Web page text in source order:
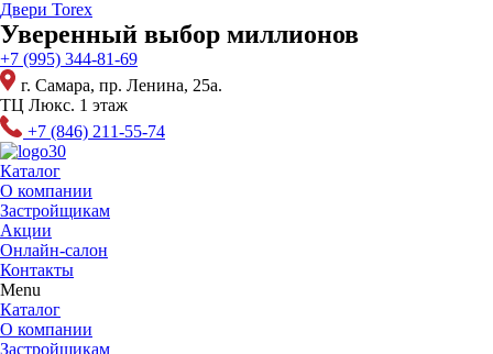
Перейти
к
содержимому
Двери Torex
Уверенный выбор миллионов
+7 (995) 344-81-69
г. Самара, пр. Ленина, 25а.
ТЦ Люкс. 1 этаж
+7 (846) 211-55-74
Каталог
О компании
Застройщикам
Акции
Онлайн-салон
Контакты
Menu
Каталог
О компании
Застройщикам